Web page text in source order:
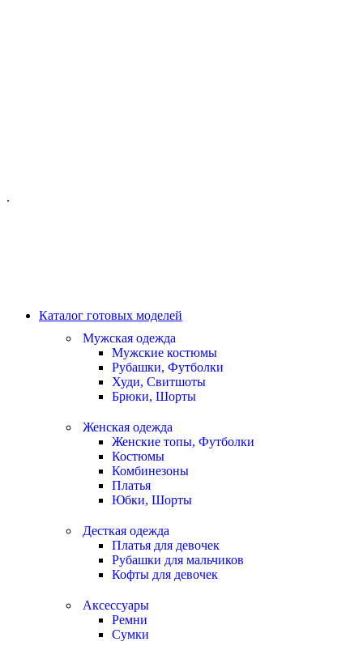
.
Каталог готовых моделей
Мужская одежда
Мужские костюмы
Рубашки, Футболки
Худи, Свитшоты
Брюки, Шорты
Женская одежда
Женские топы, Футболки
Костюмы
Комбинезоны
Платья
Юбки, Шорты
Десткая одежда
Платья для девочек
Рубашки для мальчиков
Кофты для девочек
Аксессуары
Ремни
Сумки